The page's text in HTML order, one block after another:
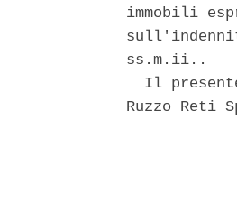
immobili
ss.m.ii..
Il
Ruzzo Reti